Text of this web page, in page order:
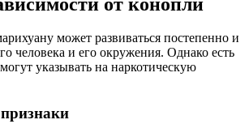
может развиваться постепенно и
человека и его окружения. Однако есть
указывать на наркотическую